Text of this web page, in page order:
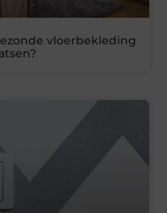
vloerbekleding